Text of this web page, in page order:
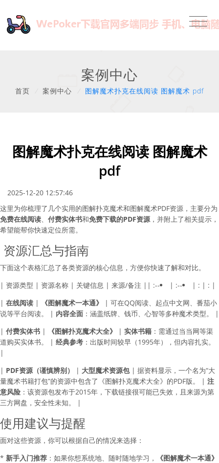
案例中心
首页 案例中心 图解魔术扑克在线阅读 图解魔术 pdf
图解魔术扑克在线阅读 图解魔术
pdf
2025-12-20 12:57:46
这里为你梳理了几个实用的图解扑克魔术和图解魔术PDF资源，主要分为
免费在线阅读
付费实体书和免费下载的PDF资源 ，并附上了相关提示，
希望能帮你快速定位所需。
️ 资源汇总与指南
下面这个表格汇总了各类资源的核心信息，方便你快速了解和对比。
| 资源类型 | 资源名称 | 关键信息 | 来源/备注 | | :-- | :--
| : | : |
| 在线阅读 | 《图解魔术一本通》
| 可在QQ阅读、起点中文网、番茄小
说等平台阅读。 | 内容全面 ：涵盖纸牌、钱币、心智等多种魔术类型。 |
| 付费实体书 | 《图解扑克魔术大全》 | 实体书籍 ：需通过当当网等渠
道购买实体书。 | 经典参考 ：出版时间较早（1995年），但内容扎实。
|
| PDF资源（谨慎辨别） | 大型魔术资源包| 据资料显示，一个名为“大
量魔术书籍打包”的资源中包含了《图解扑克魔术大全》的PDF版。 | 注
意风险 ：该资源包发布于2015年，下载链接很可能已失效，且来源为第
三方网盘，安全性未知。 |
使用建议与提醒
面对这些资源，你可以根据自己的情况来选择：
* 新手入门推荐 ：如果你想系统地、随时随地学习，
《图解魔术一本通》